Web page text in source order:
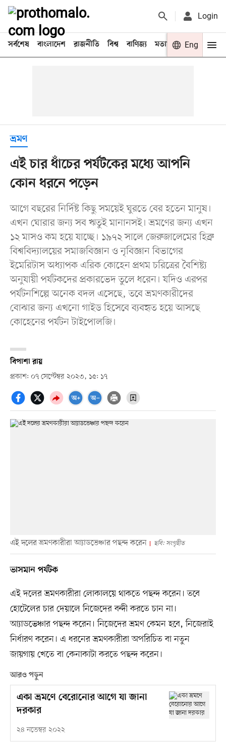
Login
সর্বশেষ বাংলাদেশ রাজনীতি বিশ্ব বাণিজ্য মতামত খেলা
Eng
ভ্রমণ
এই চার ধাঁচের পর্যটকের মধ্যে আপনি
কোন ধরনে পড়েন
আগে বছরের নির্দিষ্ট কিছু সময়েই ঘুরতে বের হতেন মানুষ।
এখন ঘোরার জন্য সব ঋতুই মানানসই। ভ্রমণের জন্য এখন
১২ মাসও কম হয়ে যাচ্ছে। ১৯৭২ সালে জেরুজালেমের হিব্রু
বিশ্ববিদ্যালয়ের সমাজবিজ্ঞান ও নৃবিজ্ঞান বিভাগের
ইমেরিটাস অধ্যাপক এরিক কোহেন প্রথম চরিত্রের বৈশিষ্ট্য
অনুযায়ী পর্যটকদের প্রকারভেদ তুলে ধরেন। যদিও এরপর
পর্যটনশিল্পে অনেক বদল এসেছে, তবে ভ্রমণকারীদের
বোঝার জন্য এখনো গাইড হিসেবে ব্যবহৃত হয়ে আসছে
কোহেনের পর্যটন টাইপোলজি।
বিপাশা রায়
প্রকাশ: ০৭ সেপ্টেম্বর ২০২৩, ১৫: ১৭
এই দলের ভ্রমণকারীরা আ্যাডভেঞ্চার পছন্দ করেন ছবি: সংগৃহীত
ভাসমান পর্যটক
এই দলের ভ্রমণকারীরা লোকালয়ে থাকতে পছন্দ করেন। তবে
হোটেলের চার দেয়ালে নিজেদের বন্দী করতে চান না।
আ্যাডভেঞ্চার পছন্দ করেন। নিজেদের ভ্রমণ কেমন হবে, নিজেরাই
নির্ধারণ করেন। এ ধরনের ভ্রমণকারীরা অপরিচিত বা নতুন
জায়গায় খেতে বা কেনাকাটা করতে পছন্দ করেন।
আরও পড়ুন
একা ভ্রমণে বেরোনোর আগে যা জানা
দরকার
২৪ নভেম্বর ২০২২